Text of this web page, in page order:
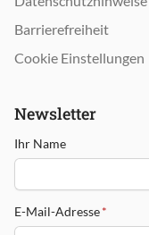
Barrierefreiheit
Cookie Einstellungen
Newsletter
Ihr Name
E-Mail-Adresse*